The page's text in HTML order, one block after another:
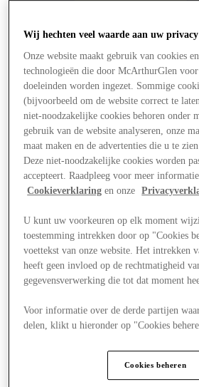
Aanbiedingen
Wij hechten veel waarde aan uw privacy
Onze website maakt gebruik van cookies
technologieën die door McArthurGlen
doeleinden worden ingezet. Sommige
(bijvoorbeeld om de website correct te
niet-noodzakelijke cookies behoren onder
gebruik van de website analyseren, onze
maat maken en de advertenties die u te
Deze niet-noodzakelijke cookies worden
accepteert. Raadpleeg voor meer
Cookieverklaring en onze
U kunt uw voorkeuren op elk moment
toestemming intrekken door op "Cookies
voettekst van onze website. Het intrekken
heeft geen invloed op de rechtmatigheid
gegevensverwerking die tot dat moment
Voor informatie over de derde partijen
delen, klikt u hieronder op "Cookies
Cookies beheren